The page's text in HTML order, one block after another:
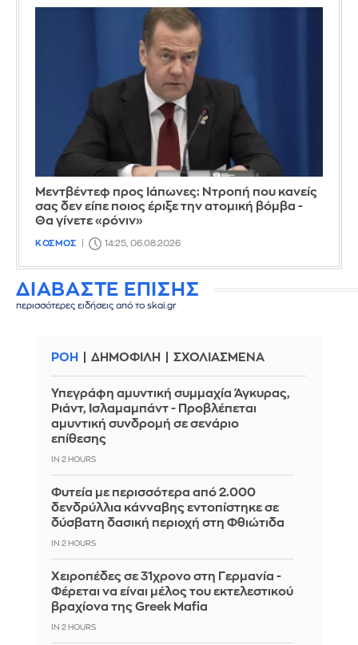
Μεντβέντεφ προς Ιάπωνες: Ντροπή που κανείς
σας δεν είπε ποιος έριξε την ατομική βόμβα -
Θα γίνετε «ρόνιν»
ΚΟΣΜΟΣ 14:25, 06.08.2026
ΔΙΑΒΑΣΤΕ ΕΠΙΣΗΣ
περισσότερες ειδήσεις από το skai.gr
ΡΟΗ ΔΗΜΟΦΙΛΗ ΣΧΟΛΙΑΣΜΕΝΑ
Υπεγράφη αμυντική συμμαχία Άγκυρας,
Ριάντ, Ισλαμαμπάντ - Προβλέπεται
αμυντική συνδρομή σε σενάριο
επίθεσης
IN 2 HOURS
Φυτεία με περισσότερα από 2.000
δενδρύλλια κάνναβης εντοπίστηκε σε
δύσβατη δασική περιοχή στη Φθιώτιδα
IN 2 HOURS
Χειροπέδες σε 31χρονο στη Γερμανία -
Φέρεται να είναι μέλος του εκτελεστικού
βραχίονα της Greek Mafia
IN 2 HOURS